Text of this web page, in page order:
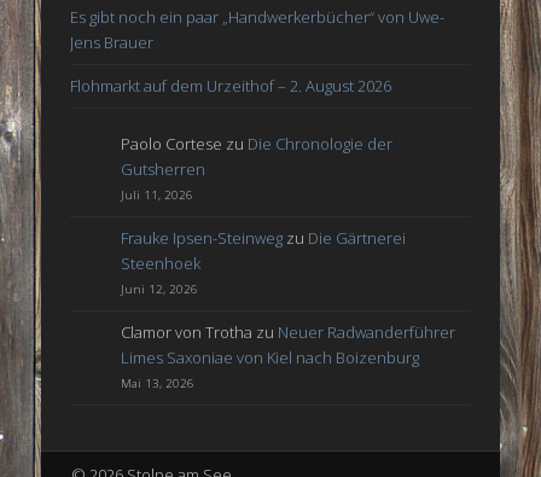
Es gibt noch ein paar „Handwerkerbücher“ von Uwe-
Jens Brauer
Flohmarkt auf dem Urzeithof – 2. August 2026
Paolo Cortese zu Die Chronologie der
Gutsherren
Juli 11, 2026
Frauke Ipsen-Steinweg zu Die Gärtnerei
Steenhoek
Juni 12, 2026
Clamor von Trotha zu Neuer Radwanderführer
Limes Saxoniae von Kiel nach Boizenburg
Mai 13, 2026